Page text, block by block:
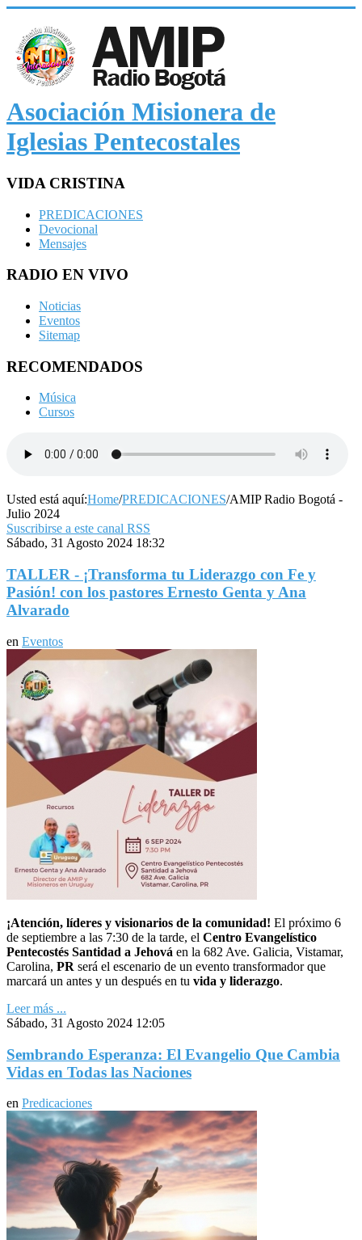
Asociación Misionera de
Iglesias Pentecostales
VIDA CRISTINA
PREDICACIONES
Devocional
Mensajes
RADIO EN VIVO
Noticias
Eventos
Sitemap
RECOMENDADOS
Música
Cursos
Usted está aquí:Home/PREDICACIONES/AMIP Radio Bogotá -
Julio 2024
Suscribirse a este canal RSS
Sábado, 31 Agosto 2024 18:32
TALLER - ¡Transforma tu Liderazgo con Fe y
Pasión! con los pastores Ernesto Genta y Ana
Alvarado
en Eventos
¡Atención, líderes y visionarios de la comunidad! El próximo 6
de septiembre a las 7:30 de la tarde, el Centro Evangelístico
Pentecostés Santidad a Jehová en la 682 Ave. Galicia, Vistamar,
Carolina, PR será el escenario de un evento transformador que
marcará un antes y un después en tu vida y liderazgo.
Leer más ...
Sábado, 31 Agosto 2024 12:05
Sembrando Esperanza: El Evangelio Que Cambia
Vidas en Todas las Naciones
en Predicaciones